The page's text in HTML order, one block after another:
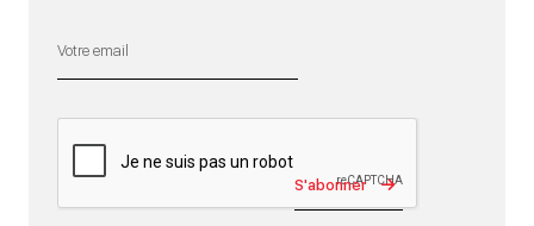
S'abonner